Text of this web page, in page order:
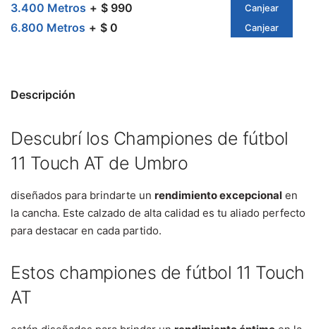
3.400 Metros $ 990 Canjear
6.800 Metros $ 0 Canjear
Descripción
Descubrí los Championes de fútbol
11 Touch AT de Umbro
diseñados para brindarte un rendimiento excepcional en
la cancha. Este calzado de alta calidad es tu aliado perfecto
para destacar en cada partido.
Estos championes de fútbol 11 Touch
AT